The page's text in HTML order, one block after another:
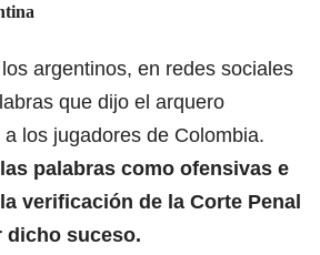
argentinos, en redes sociales
que dijo el arquero
los jugadores de Colombia.
palabras como ofensivas e
verificación de la Corte Penal
dicho suceso.